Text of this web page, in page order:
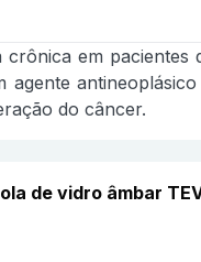
em
do câncer.
de vidro âmbar